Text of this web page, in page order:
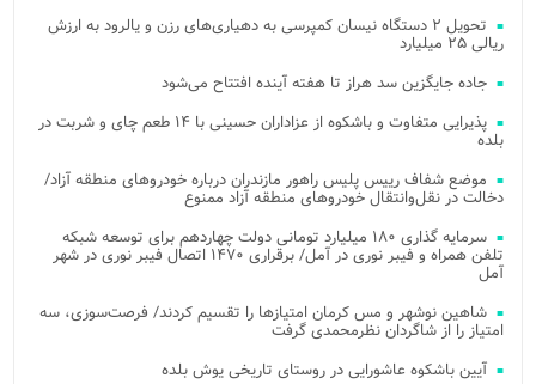
تحویل ۲ دستگاه نیسان کمپرسی به دهیاری‌های رزن و یالرود به ارزش
ریالی ۲۵ میلیارد
جاده جایگزین سد هراز تا هفته آینده افتتاح می‌شود
پذیرایی متفاوت و باشکوه از عزاداران حسینی با ۱۴ طعم چای و شربت در
بلده
موضع شفاف رییس پلیس راهور مازندران درباره خودروهای منطقه آزاد/
دخالت در نقل‌وانتقال خودروهای منطقه آزاد ممنوع
سرمایه گذاری ۱۸۰ میلیارد تومانی دولت چهاردهم برای توسعه شبکه
تلفن همراه و فیبر نوری در آمل/ برقراری ۱۴۷۰ اتصال فیبر نوری در شهر
آمل
شاهین نوشهر و مس کرمان امتیازها را تقسیم کردند/ فرصت‌سوزی، سه
امتیاز را از شاگردان نظرمحمدی گرفت
آیین باشکوه عاشورایی در روستای تاریخی یوش بلده